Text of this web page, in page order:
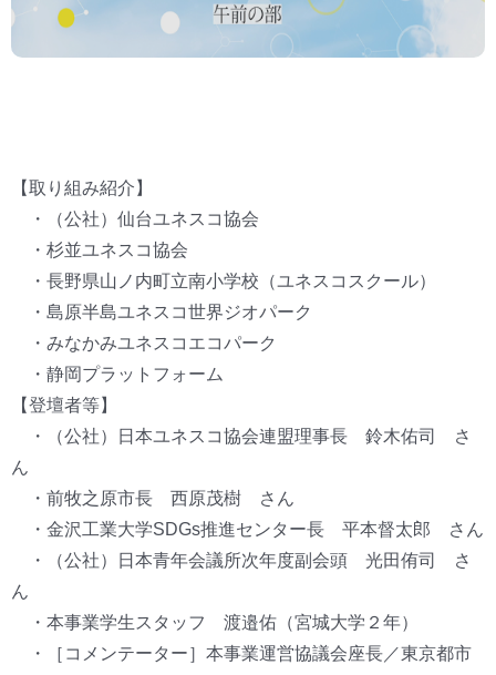
【取り組み紹介】
・（公社）仙台ユネスコ協会
・杉並ユネスコ協会
・長野県山ノ内町立南小学校（ユネスコスクール）
・島原半島ユネスコ世界ジオパーク
・みなかみユネスコエコパーク
・静岡プラットフォーム
【登壇者等】
・（公社）日本ユネスコ協会連盟理事長 鈴木佑司 さ
ん
・前牧之原市長 西原茂樹 さん
・金沢工業大学SDGs推進センター長 平本督太郎 さん
・（公社）日本青年会議所次年度副会頭 光田侑司 さ
ん
・本事業学生スタッフ 渡邉佑（宮城大学２年）
・［コメンテーター］本事業運営協議会座長／東京都市